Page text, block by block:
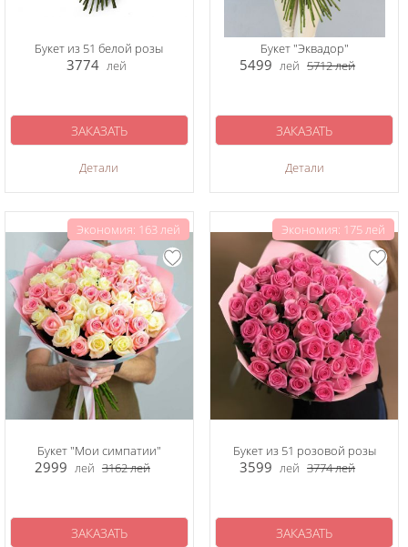
Букет из 51 белой розы
3774 лей
Детали
ЗАКАЗАТЬ
Букет "Эквадор"
5499 лей 5712лей
Детали
ЗАКАЗАТЬ
Экономия: 163 лей
Букет "Мои симпатии"
2999 лей 3162лей
ЗАКАЗАТЬ
Экономия: 175 лей
Букет из 51 розовой розы
3599 лей 3774лей
ЗАКАЗАТЬ